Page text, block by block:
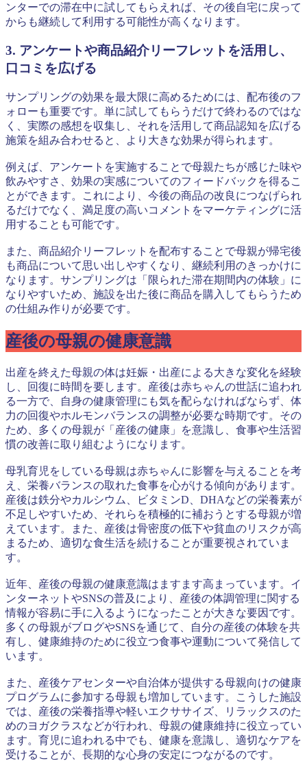
ンターでの滞在中に試してもらえれば、その後自宅に戻って
からも継続して利用する可能性が高くなります。
3. アンケートや商品紹介リーフレットを活用し、
口コミを広げる
サンプリングの効果を最大限に高めるためには、配布後のフ
ォローも重要です。単に試してもらうだけで終わるのではな
く、実際の感想を収集し、それを活用して商品認知を広げる
施策を組み合わせると、より大きな効果が得られます。
例えば、アンケートを実施することで母親たちが感じた味や
飲みやすさ、効果の実感についてのフィードバックを得るこ
とができます。これにより、今後の商品の改良につなげられ
るだけでなく、満足度の高いコメントをマーケティングに活
用することも可能です。
また、商品紹介リーフレットを配布することで母親が帰宅後
も商品について思い出しやすくなり、継続利用のきっかけに
なります。サンプリングは「限られた滞在期間内の体験」に
なりやすいため、施設を出た後に商品を購入してもらうため
の仕組み作りが必要です。
産後の母親の健康意識
出産を終えた母親の体は妊娠・出産による大きな変化を経験
し、回復に時間を要します。産後は赤ちゃんの世話に追われ
る一方で、自身の健康管理にも気を配らなければならず、体
力の回復やホルモンバランスの調整が必要な時期です。その
ため、多くの母親が「産後の健康」を意識し、食事や生活習
慣の改善に取り組むようになります。
母乳育児をしている母親は赤ちゃんに影響を与えることを考
え、栄養バランスの取れた食事を心がける傾向があります。
産後は鉄分やカルシウム、ビタミンD、DHAなどの栄養素が
不足しやすいため、それらを積極的に補おうとする母親が増
えています。また、産後は骨密度の低下や貧血のリスクが高
まるため、適切な食生活を続けることが重要視されていま
す。
近年、産後の母親の健康意識はますます高まっています。イ
ンターネットやSNSの普及により、産後の体調管理に関する
情報が容易に手に入るようになったことが大きな要因です。
多くの母親がブログやSNSを通じて、自分の産後の体験を共
有し、健康維持のために役立つ食事や運動について発信して
います。
また、産後ケアセンターや自治体が提供する母親向けの健康
プログラムに参加する母親も増加しています。こうした施設
では、産後の栄養指導や軽いエクササイズ、リラックスのた
めのヨガクラスなどが行われ、母親の健康維持に役立ってい
ます。育児に追われる中でも、健康を意識し、適切なケアを
受けることが、長期的な心身の安定につながるのです。